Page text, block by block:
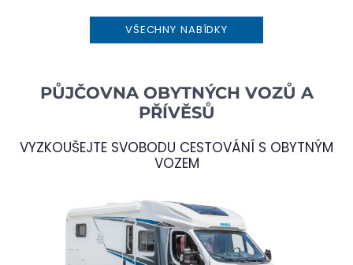
VŠECHNY NABÍDKY
PŮJČOVNA OBYTNÝCH VOZŮ A
PŘÍVĚSŮ
VYZKOUŠEJTE SVOBODU CESTOVÁNÍ S OBYTNÝM
VOZEM